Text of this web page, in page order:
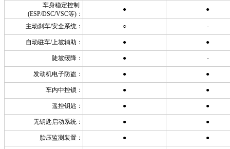
车身稳定控制
(ESP/DSC/VSC等)：
● ●
主动刹车/安全系统： ○ -
自动驻车/上坡辅助： ● ●
陡坡缓降： ● -
发动机电子防盗： ● ●
车内中控锁： ● ●
遥控钥匙： ● ●
无钥匙启动系统： ● ●
胎压监测装置： ● ●